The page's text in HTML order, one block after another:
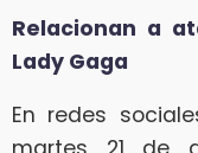
Relacionan a
Lady Gaga
En redes